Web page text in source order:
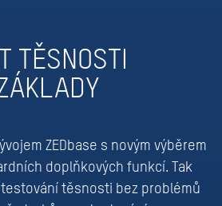
TĚSNOSTI
ZEDbase s novým výběrem
doplňkových funkcí. Tak
těsnosti bez problémů